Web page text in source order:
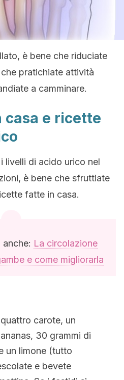
è bene che riduciate
pratichiate attività
a camminare.
casa e ricette
livelli di acido urico nel
è bene che sfruttiate
fatte in casa.
anche: La circolazione
e come migliorarla
carote, un
30 grammi di
un limone (tutto
e bevete